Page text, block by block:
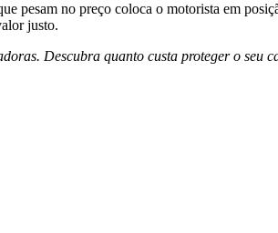
pesam no preço coloca o motorista em
justo.
Descubra quanto custa proteger o seu